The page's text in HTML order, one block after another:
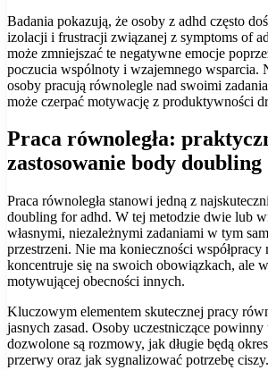
Badania pokazują, że osoby z adhd często
izolacji i frustracji związanej z symptoms of
może zmniejszać te negatywne emocje
poczucia wspólnoty i wzajemnego wsparcia.
osoby pracują równolegle nad swoimi
może czerpać motywację z produktywności
Praca równoległa:
zastosowanie body doubling
Praca równoległa stanowi jedną z
doubling for adhd. W tej metodzie dwie lub
własnymi, niezależnymi zadaniami w tym
przestrzeni. Nie ma konieczności
koncentruje się na swoich obowiązkach, ale
motywującej obecności innych.
Kluczowym elementem skutecznej pracy
jasnych zasad. Osoby uczestniczące
dozwolone są rozmowy, jak długie będą
przerwy oraz jak sygnalizować potrzebę